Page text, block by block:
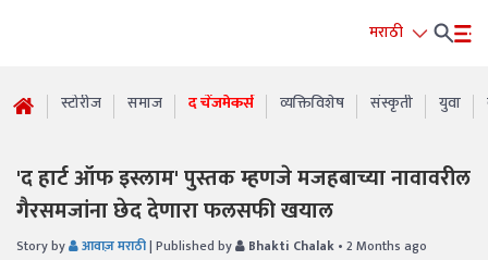
मराठी
स्टोरीज समाज द चेंजमेकर्स व्यक्तिविशेष संस्कृती युवा
'द हार्ट ऑफ इस्लाम' पुस्तक म्हणजे मजहबाच्या नावावरील
गैरसमजांना छेद देणारा फलसफी खयाल
Story by आवाज़ मराठी| Published by Bhakti Chalak • 2 Months ago